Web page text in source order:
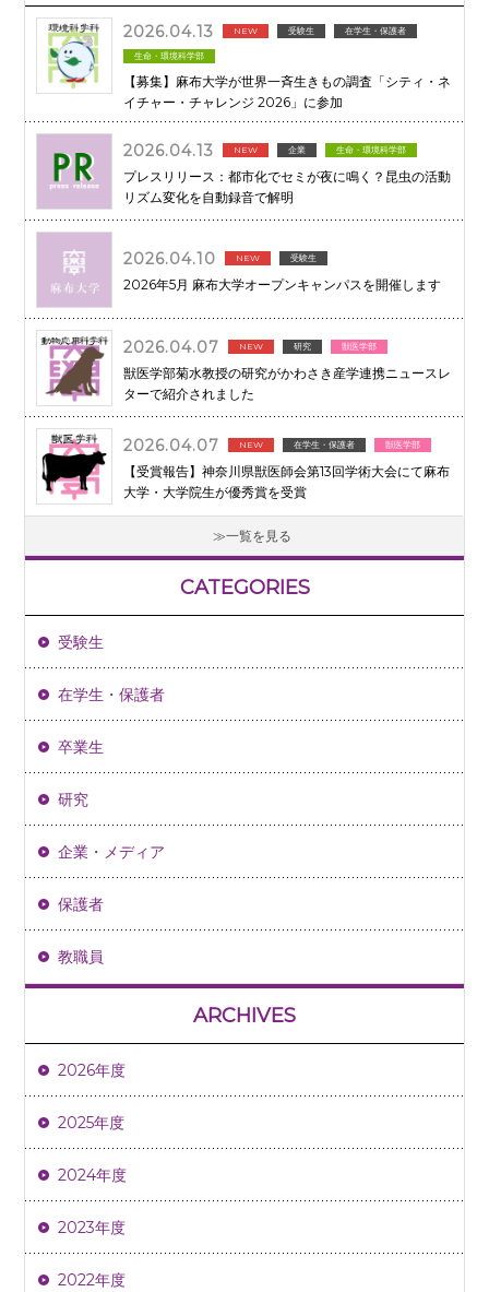
2026.04.13 NEW 受験生 在学生・保護者
生命・環境科学部
【募集】麻布大学が世界一斉生きもの調査「シティ・ネ
イチャー・チャレンジ 2026」に参加
2026.04.13 NEW 企業 生命・環境科学部
プレスリリース：都市化でセミが夜に鳴く？昆虫の活動
リズム変化を自動録音で解明
2026.04.10 NEW 受験生
2026年5月 麻布大学オープンキャンパスを開催します
2026.04.07 NEW 研究 獣医学部
獣医学部菊水教授の研究がかわさき産学連携ニュースレ
ターで紹介されました
2026.04.07 NEW 在学生・保護者 獣医学部
【受賞報告】神奈川県獣医師会第13回学術大会にて麻布
大学・大学院生が優秀賞を受賞
一覧を見る
CATEGORIES
受験生
在学生・保護者
卒業生
研究
企業・メディア
保護者
教職員
ARCHIVES
2026年度
2025年度
2024年度
2023年度
2022年度